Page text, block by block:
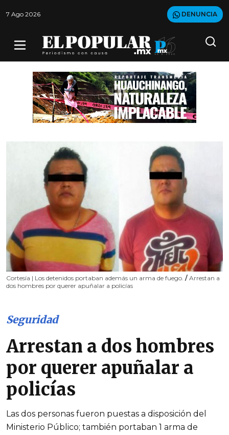
7 Ago 2026 DENUNCIA
Cortesía | Los detenidos portaban además un arma de fuego. / Arrestan a
dos hombres por querer apuñalar a policías
Seguridad
Arrestan a dos hombres
por querer apuñalar a
policías
Las dos personas fueron puestas a disposición del
Ministerio Público; también portaban 1 arma de